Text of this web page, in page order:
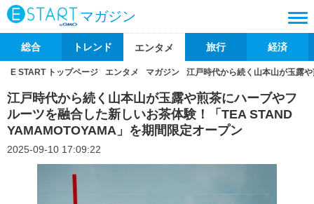
マガジン
総合 トレンド エンタメ 旅行 経済
E START トップページ エンタメ マガジン 江戸時代から続く山本山が玉露
江戸時代から続く山本山が玉露や煎茶にハーブやフ
ルーツを融合した新しいお茶体験！「TEA STAND
YAMAMOTOYAMA」を期間限定オープン
2025-09-10 17:09:22